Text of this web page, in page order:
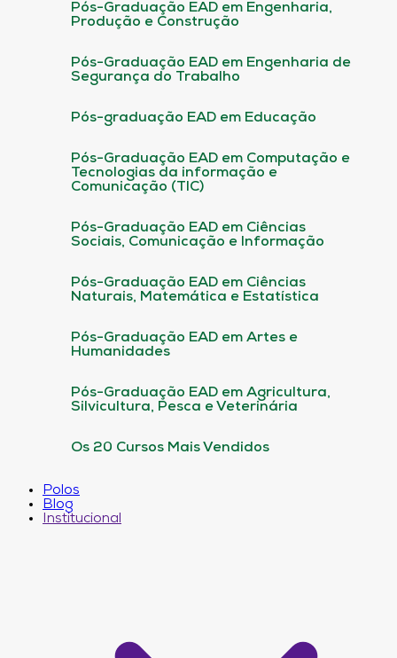
Pós-Graduação EAD em Engenharia,
Produção e Construção
Pós-Graduação EAD em Engenharia de
Segurança do Trabalho
Pós-graduação EAD em Educação
Pós-Graduação EAD em Computação e
Tecnologias da informação e
Comunicação (TIC)
Pós-Graduação EAD em Ciências
Sociais, Comunicação e Informação
Pós-Graduação EAD em Ciências
Naturais, Matemática e Estatística
Pós-Graduação EAD em Artes e
Humanidades
Pós-Graduação EAD em Agricultura,
Silvicultura, Pesca e Veterinária
Os 20 Cursos Mais Vendidos
Polos
Blog
Institucional